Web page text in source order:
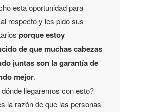
esta oportunidad para
respecto y les pido sus
porqueestoy
de que muchas cabezas
juntas son la garantía de
mejor.
llegaremos con esto?
la razón de que las personas